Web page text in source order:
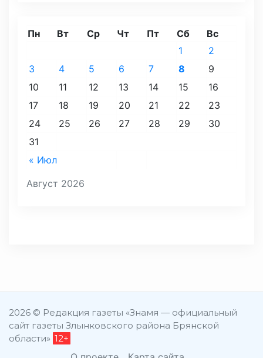
Август 2026
Пн Вт Ср Чт Пт Сб Вс
« Июл
1
2
3
4 5 6 7 8
9
10
11 12 13 14 15
16
17
18 19 20 21 22
23
24
25 26 27 28 29
30
31
2026 © Редакция газеты «Знамя — официальный
сайт газеты Злынковского района Брянской
области» 12+